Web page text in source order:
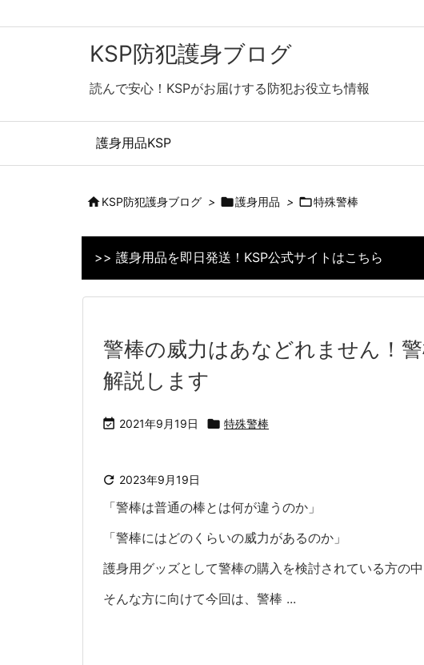
KSP防犯護身ブログ
読んで安心！KSPがお届けする防犯お役立ち情報
護身用品KSP
KSP防犯護身ブログ > 護身用品 > 特殊警棒
>> 護身用品を即日発送！KSP公式サイトはこちら
警棒の威力はあなどれません！
解説します
 2021年9月19日  特殊警棒
 2023年9月19日
「警棒は普通の棒とは何が違うのか」
「警棒にはどのくらいの威力があるのか」
護身用グッズとして警棒の購入を検討されている方の
そんな方に向けて今回は、警棒 ...